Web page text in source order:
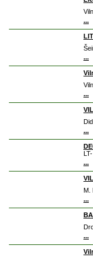
...
...
...
...
...
M.
...
...